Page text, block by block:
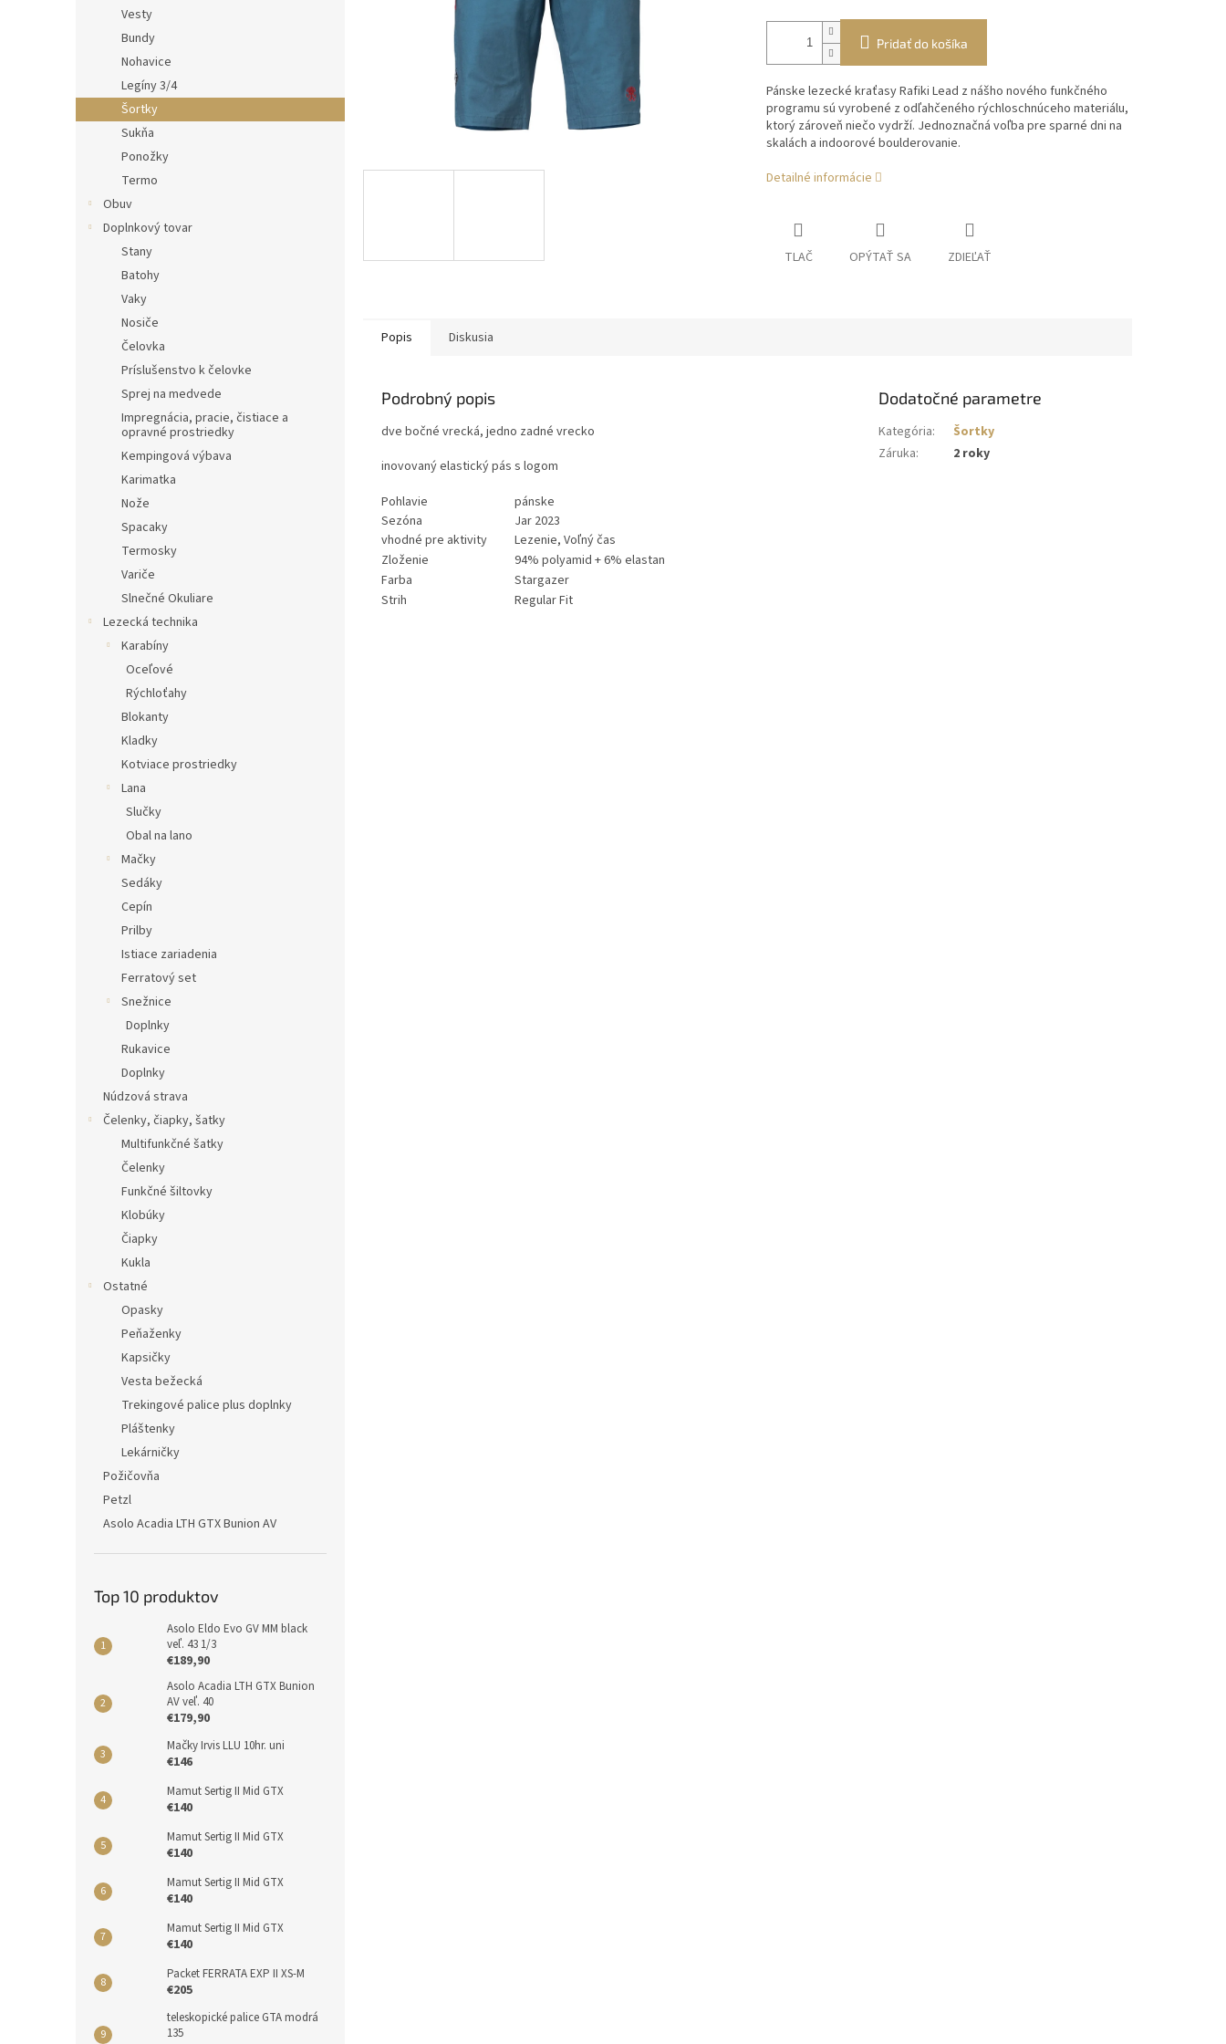
Vesty
Bundy
Nohavice
Legíny 3/4
Šortky
Sukňa
Ponožky
Termo
Obuv
Doplnkový tovar
Stany
Batohy
Vaky
Nosiče
Čelovka
Príslušenstvo k čelovke
Sprej na medvede
Impregnácia, pracie, čistiace a
opravné prostriedky
Kempingová výbava
Karimatka
Nože
Spacaky
Termosky
Variče
Slnečné Okuliare
Lezecká technika
Karabíny
Oceľové
Rýchloťahy
Blokanty
Kladky
Kotviace prostriedky
Lana
Slučky
Obal na lano
Mačky
Sedáky
Cepín
Prilby
Istiace zariadenia
Ferratový set
Snežnice
Doplnky
Rukavice
Doplnky
Núdzová strava
Čelenky, čiapky, šatky
Multifunkčné šatky
Čelenky
Funkčné šiltovky
Klobúky
Čiapky
Kukla
Ostatné
Opasky
Peňaženky
Kapsičky
Vesta bežecká
Trekingové palice plus doplnky
Pláštenky
Lekárničky
Požičovňa
Petzl
Asolo Acadia LTH GTX Bunion AV
Top 10 produktov
Asolo Eldo Evo GV MM black
veľ. 43 1/3
€189,90
Asolo Acadia LTH GTX Bunion
AV veľ. 40
€179,90
Mačky Irvis LLU 10hr. uni
€146
Mamut Sertig II Mid GTX
€140
Mamut Sertig II Mid GTX
€140
Mamut Sertig II Mid GTX
€140
Mamut Sertig II Mid GTX
€140
Packet FERRATA EXP II XS-M
€205
teleskopické palice GTA modrá
135
Pridať do košíka
Pánske lezecké kraťasy Rafiki Lead z nášho nového funkčného
programu sú vyrobené z odľahčeného rýchloschnúceho materiálu,
ktorý zároveň niečo vydrží. Jednoznačná voľba pre sparné dni na
skalách a indoorové boulderovanie.
Detailné informácie
TLAČ OPÝTAŤ SA ZDIEĽAŤ
Popis Diskusia
Podrobný popis
dve bočné vrecká, jedno zadné vrecko
inovovaný elastický pás s logom
Pohlavie
pánske
Sezóna
Jar 2023
vhodné pre aktivity
Lezenie, Voľný čas
Zloženie
94% polyamid + 6% elastan
Farba
Stargazer
Strih
Regular Fit
Dodatočné parametre
Kategória:
Šortky
Záruka: 2 roky